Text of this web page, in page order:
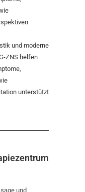
und moderne
ZNS helfen
unterstützt
und